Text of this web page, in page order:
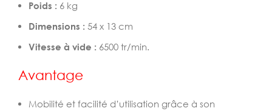
Poids : 6 kg
Dimensions : 54 x 13 cm
Vitesse à vide : 6500 tr/min.
Avantage
Mobilité et facilité d’utilisation grâce à son